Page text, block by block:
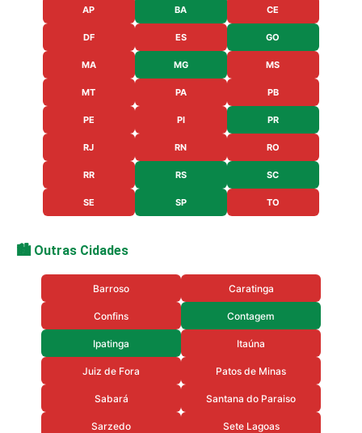
AP BA CE
DF ES GO
MA MG MS
MT PA PB
PE PI PR
RJ RN RO
RR RS SC
SE SP TO
🏙️ Outras Cidades
Barroso Caratinga
Confins Contagem
Ipatinga Itaúna
Juiz de Fora Patos de Minas
Sabará Santana do Paraiso
Sarzedo Sete Lagoas